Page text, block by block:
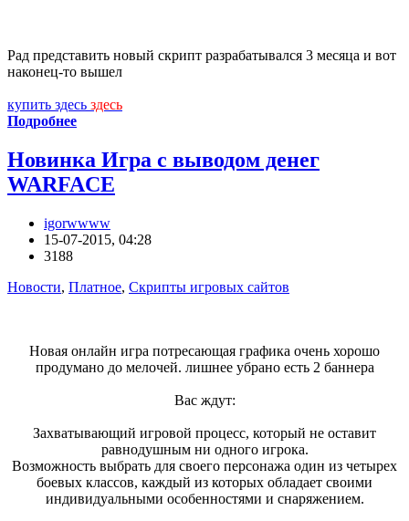
Рад представить новый скрипт разрабатывался 3 месяца и вот
наконец-то вышел
купить здесь здесь
Подробнее
Новинка Игра с выводом денег
WARFACE
igorwwww
15-07-2015, 04:28
3188
Новости, Платное, Скрипты игровых сайтов
Новая онлайн игра потресающая графика очень хорошо
продумано до мелочей. лишнее убрано есть 2 баннера
Вас ждут:
Захватывающий игровой процесс, который не оставит
равнодушным ни одного игрока.
Возможность выбрать для своего персонажа один из четырех
боевых классов, каждый из которых обладает своими
индивидуальными особенностями и снаряжением.